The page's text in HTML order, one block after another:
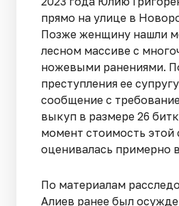
прямо на улице в
Позже женщину нашли
лесном массиве с
ножевыми ранениями.
преступления ее
сообщение с
выкуп в размере 26
момент стоимость
оценивалась примерно
По материалам
Алиев ранее был